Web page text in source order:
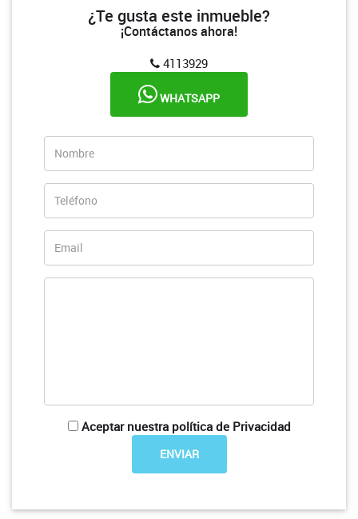
¿Te gusta este inmueble?
¡Contáctanos ahora!
4113929
WHATSAPP
Aceptar nuestra política de Privacidad